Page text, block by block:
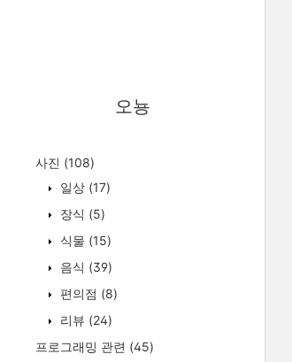
오뇽
사진 (108)
일상 (17)
장식 (5)
식물 (15)
음식 (39)
편의점 (8)
리뷰 (24)
프로그래밍 관련 (45)